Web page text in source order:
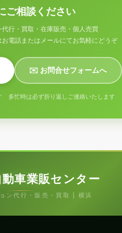
ご相談ください
行・買取・在庫販売・個人売買
電話またはメールにてお気軽にどうぞ
✉️ お問合せフォームへ
忙時は必ず折り返しご連絡いたします
車業販センター
ン代行・販売・買取 | 横浜